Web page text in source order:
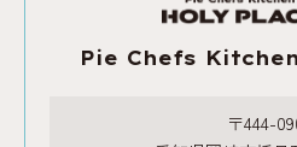
Pie Chefs Kitchen
〒444-